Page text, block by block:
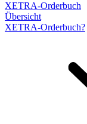
XETRA-Orderbuch
Übersicht
XETRA-Orderbuch?